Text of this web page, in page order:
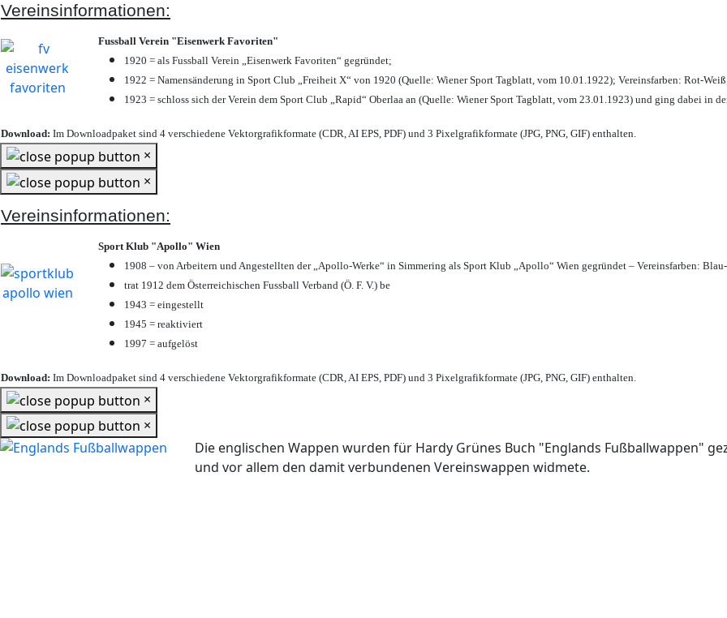
Vereinsinformationen:
Fussball Verein "Eisenwerk Favoriten"
1920 = als Fussball Verein „Eisenwerk Favoriten“ gegründet;
1922 = Namensänderung in Sport Club „Freiheit X“ von 1920 (Quelle: Wiener Sport Tagblatt, vom 10.01.1922); Vereinsfarben: Rot-
1923 = schloss sich der Verein dem Sport Club „Rapid“ Oberlaa an (Quelle: Wiener Sport Tagblatt, vom 23.01.1923) und ging dabei in
Download: Im Downloadpaket sind 4 verschiedene Vektorgrafikformate (CDR, AI EPS, PDF) und 3 Pixelgrafikformate (JPG, PNG, GIF) enthalten.
×
×
Vereinsinformationen:
Sport Klub "Apollo" Wien
1908 – von Arbeitern und Angestellten der „Apollo-Werke“ in Simmering als Sport Klub „Apollo“ Wien gegründet – Vereinsfarben:
trat 1912 dem Österreichischen Fussball Verband (Ö. F. V.) be
1943 = eingestellt
1945 = reaktiviert
1997 = aufgelöst
Download: Im Downloadpaket sind 4 verschiedene Vektorgrafikformate (CDR, AI EPS, PDF) und 3 Pixelgrafikformate (JPG, PNG, GIF) enthalten.
×
×
Die englischen Wappen wurden für Hardy Grünes Buch "Englands Fußballwappen"
und vor allem den damit verbundenen Vereinswappen widmete.